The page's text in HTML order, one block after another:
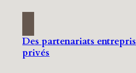
Des partenariats
privés